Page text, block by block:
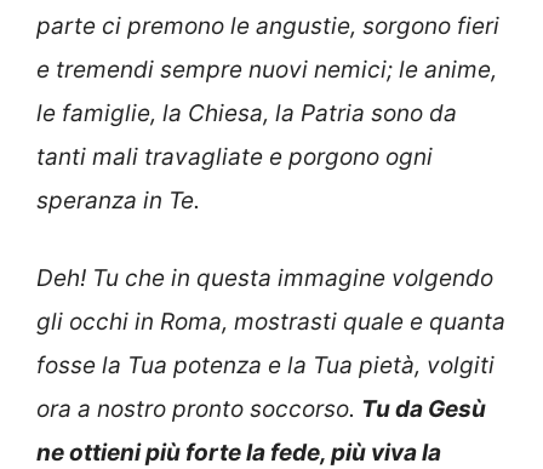
parte ci premono le angustie, sorgono fieri
e tremendi sempre nuovi nemici; le anime,
le famiglie, la Chiesa, la Patria sono da
tanti mali travagliate e porgono ogni
speranza in Te.
Deh! Tu che in questa immagine volgendo
gli occhi in Roma, mostrasti quale e quanta
fosse la Tua potenza e la Tua pietà, volgiti
ora a nostro pronto soccorso. Tu da Gesù
ne ottieni più forte la fede, più viva la